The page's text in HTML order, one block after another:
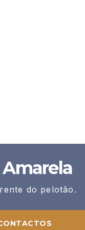
do pelotão.